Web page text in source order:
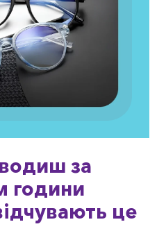
за
години
це